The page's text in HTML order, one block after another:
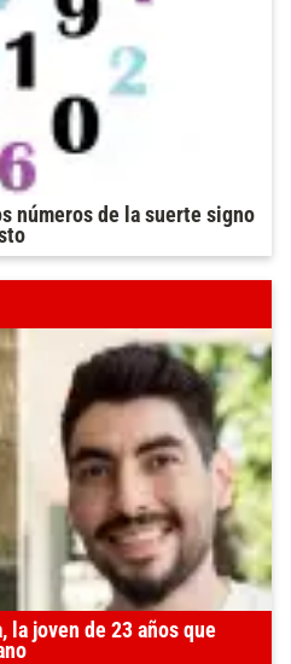
números de la suerte signo
la joven de 23 años que